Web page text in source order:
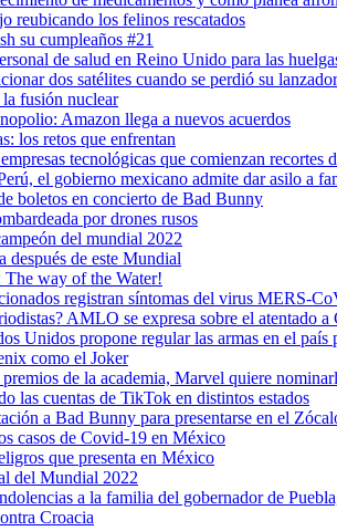
reubicando los felinos rescatados
su cumpleaños #21
de salud en Reino Unido para las
dos satélites cuando se perdió su
fusión nuclear
Amazon llega a nuevos acuerdos
los retos que enfrentan
tecnológicas que comienzan recortes
el gobierno mexicano admite dar asilo a
boletos en concierto de Bad Bunny
por drones rusos
del mundial 2022
después de este Mundial
The way of the Water!
registran síntomas del virus MERS-
AMLO se expresa sobre el atentado
Unidos propone regular las armas en el país
como el Joker
de la academia, Marvel quiere
las cuentas de TikTok en distintos estados
a Bad Bunny para presentarse en el
casos de Covid-19 en México
que presenta en México
del Mundial 2022
a la familia del gobernador de
Croacia